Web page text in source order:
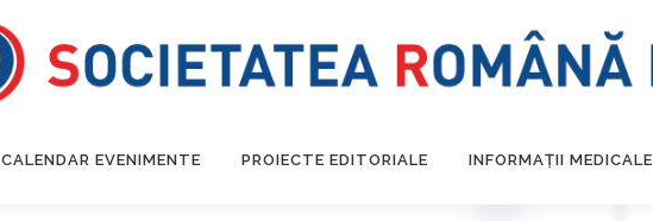
CALENDAR EVENIMENTE PROIECTE EDITORIALE INFORMAȚII MEDICALE